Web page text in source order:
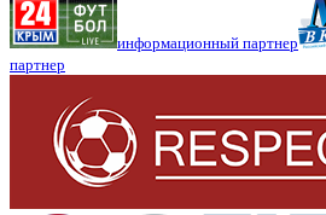
информационный партнер
партнер